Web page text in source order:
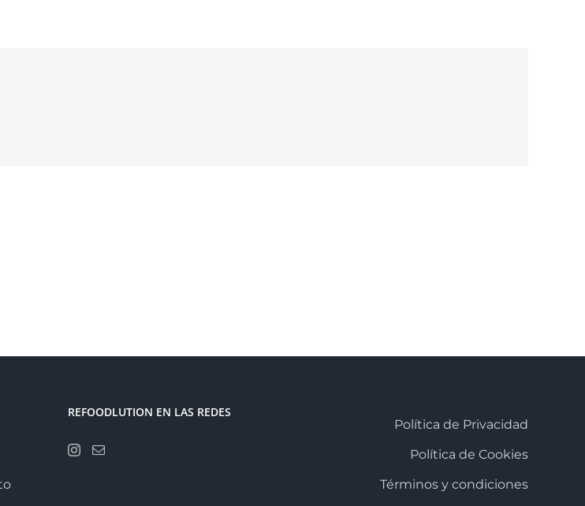
REFOODLUTION EN LAS REDES
Política de Privacidad
Política de Cookies
Términos y condiciones